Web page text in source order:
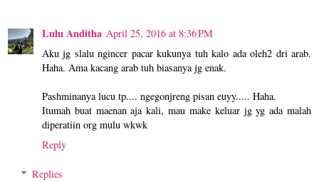
Lulu Anditha April 25, 2016 at 8:36 PM
Aku jg slalu ngincer pacar kukunya tuh kalo ada oleh2 dri arab.
Haha. Ama kacang arab tuh biasanya jg enak.
Pashminanya lucu tp.... ngegonjreng pisan euyy..... Haha.
Itumah buat maenan aja kali, mau make keluar jg yg ada malah
diperatiin org mulu wkwk
Reply
Replies